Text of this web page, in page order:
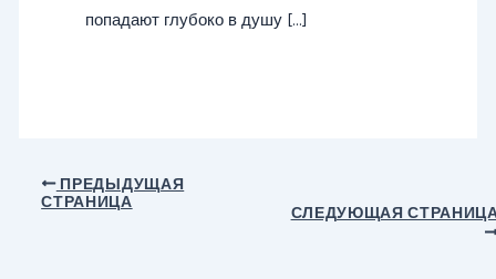
попадают глубоко в душу […]
Навигация
ПРЕДЫДУЩАЯ
СТРАНИЦА
СЛЕДУЮЩАЯ